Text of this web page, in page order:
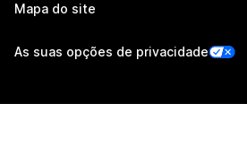
Mapa do site
As suas opções de privacidade